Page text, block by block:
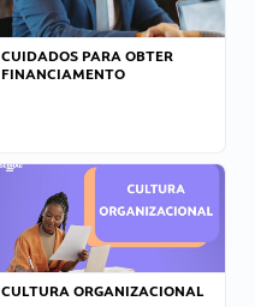
CUIDADOS PARA OBTER
FINANCIAMENTO
CULTURA ORGANIZACIONAL